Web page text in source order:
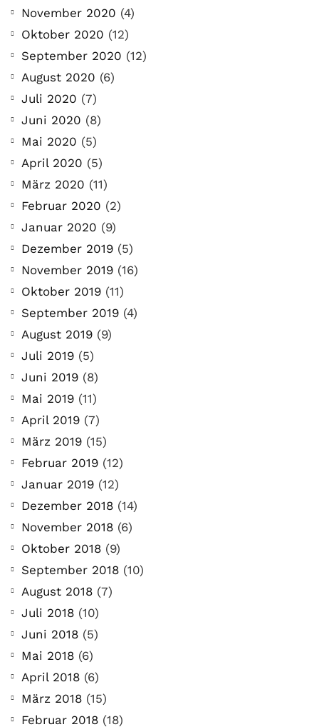
November 2020 (4)
Oktober 2020 (12)
September 2020 (12)
August 2020 (6)
Juli 2020 (7)
Juni 2020 (8)
Mai 2020 (5)
April 2020 (5)
März 2020 (11)
Februar 2020 (2)
Januar 2020 (9)
Dezember 2019 (5)
November 2019 (16)
Oktober 2019 (11)
September 2019 (4)
August 2019 (9)
Juli 2019 (5)
Juni 2019 (8)
Mai 2019 (11)
April 2019 (7)
März 2019 (15)
Februar 2019 (12)
Januar 2019 (12)
Dezember 2018 (14)
November 2018 (6)
Oktober 2018 (9)
September 2018 (10)
August 2018 (7)
Juli 2018 (10)
Juni 2018 (5)
Mai 2018 (6)
April 2018 (6)
März 2018 (15)
Februar 2018 (18)